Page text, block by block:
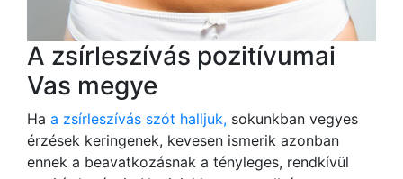
A zsírleszívás pozitívumai
Vas megye
Ha a zsírleszívás szót halljuk, sokunkban vegyes
érzések keringenek, kevesen ismerik azonban
ennek a beavatkozásnak a tényleges, rendkívül